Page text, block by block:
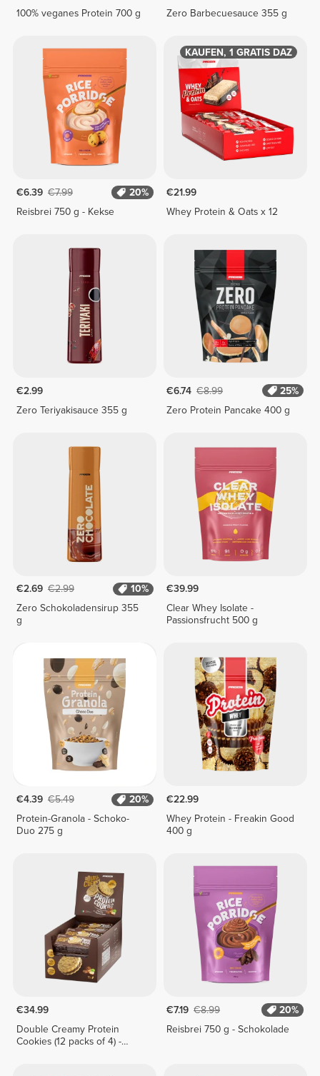
100% veganes Protein 700 g
Zero Barbecuesauce 355 g
€6.39 €7.99
20%
Reisbrei 750 g - Kekse
1 KAUFEN, 1 GRATIS DAZU
€21.99
Whey Protein & Oats x 12
€2.99
Zero Teriyakisauce 355 g
€6.74 €8.99
25%
Zero Protein Pancake 400 g
€2.69 €2.99
10%
Zero Schokoladensirup 355
g
€39.99
Clear Whey Isolate -
Passionsfrucht 500 g
€4.39 €5.49
20%
Protein-Granola - Schoko-
Duo 275 g
€22.99
Whey Protein - Freakin Good
400 g
€34.99
Double Creamy Protein
Cookies (12 packs of 4) -
€7.19 €8.99
20%
Reisbrei 750 g - Schokolade